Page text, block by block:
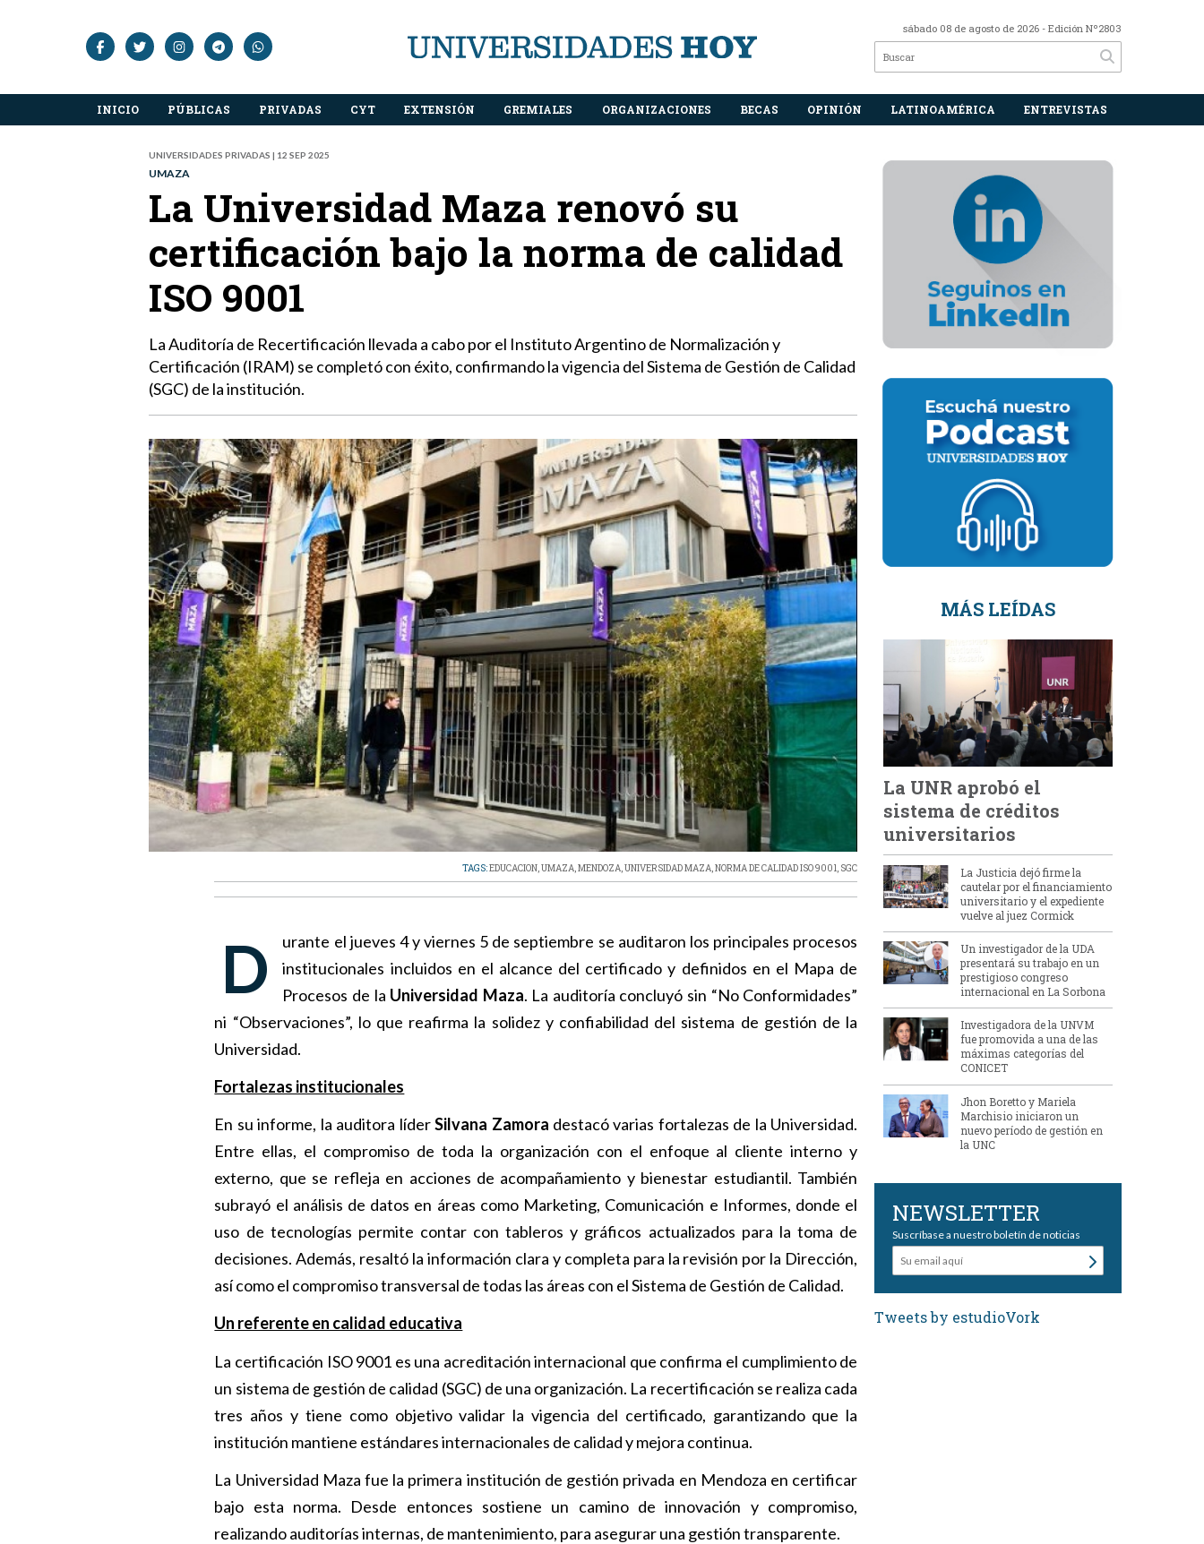
sábado 08 de agosto de 2026 - Edición Nº2803
INICIO PÚBLICAS PRIVADAS CYT EXTENSIÓN GREMIALES ORGANIZACIONES BECAS OPINIÓN LATINOAMÉRICA ENTREVISTAS
UNIVERSIDADES PRIVADAS | 12 SEP 2025
UMAZA
La Universidad Maza renovó su
certificación bajo la norma de calidad
ISO 9001
La Auditoría de Recertificación llevada a cabo por el Instituto Argentino de Normalización y
Certificación (IRAM) se completó con éxito, confirmando la vigencia del Sistema de Gestión de Calidad
(SGC) de la institución.
TAGS:EDUCACION,UMAZA,MENDOZA,UNIVERSIDAD MAZA,NORMA DE CALIDAD ISO 9001, SGC
Durante el jueves 4 y viernes 5 de septiembre se auditaron los principales procesos
institucionales incluidos en el alcance del certificado y definidos en el Mapa de
Procesos de la Universidad Maza. La auditoría concluyó sin “No Conformidades”
ni “Observaciones”, lo que reafirma la solidez y confiabilidad del sistema de gestión de la
Universidad.
Fortalezas institucionales
En su informe, la auditora líderSilvana Zamora destacó varias fortalezas de la Universidad.
Entre ellas, el compromiso de toda la organización con el enfoque al cliente interno y
externo, que se refleja en acciones de acompañamiento y bienestar estudiantil. También
subrayó el análisis de datos en áreas como Marketing, Comunicación e Informes, donde el
uso de tecnologías permite contar con tableros y gráficos actualizados para la toma de
decisiones. Además, resaltó la información clara y completa para la revisión por la Dirección,
así como el compromiso transversal de todas las áreas con el Sistema de Gestión de Calidad.
Un referente en calidad educativa
La certificación ISO 9001 es una acreditación internacional que confirma el cumplimiento de
un sistema de gestión de calidad (SGC) de una organización. La recertificación se realiza cada
tres años y tiene como objetivo validar la vigencia del certificado, garantizando que la
institución mantiene estándares internacionales de calidad y mejora continua.
La Universidad Maza fue la primera institución de gestión privada en Mendoza en certificar
bajo esta norma. Desde entonces sostiene un camino de innovación y compromiso,
realizando auditorías internas, de mantenimiento, para asegurar una gestión transparente.
MÁS LEÍDAS
La UNR aprobó el
sistema de créditos
universitarios
La Justicia dejó firme la
cautelar por el financiamiento
universitario y el expediente
vuelve al juez Cormick
Un investigador de la UDA
presentará su trabajo en un
prestigioso congreso
internacional en La Sorbona
Investigadora de la UNVM
fue promovida a una de las
máximas categorías del
CONICET
Jhon Boretto y Mariela
Marchisio iniciaron un
nuevo período de gestión en
la UNC
NEWSLETTER
Suscríbase a nuestro boletín de noticias
Tweets by estudioVork